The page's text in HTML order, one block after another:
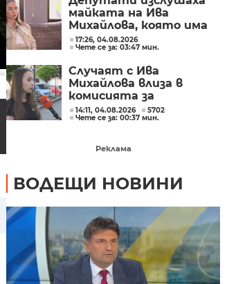
От нашите
пратеници: Първи
пол - "Нова...
майката на Ива
Михайлова, която има
забрана да се лекува у
нас
17:26, 04.08.2026
Чете се за: 03:47 мин.
Случаят с Ива
Михайлова влиза в
комисията за
българите в чужбина
14:11, 04.08.2026
5702
Чете се за: 00:37 мин.
Реклама
ВОДЕЩИ НОВИНИ